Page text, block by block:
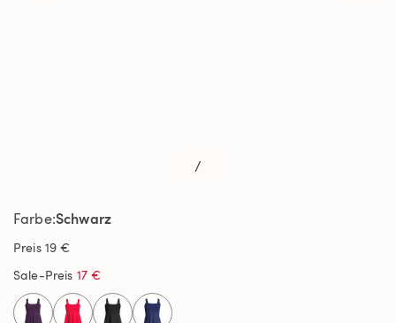
/
Farbe Schwarz
Preis 19 €
Sale-Preis 17 €
selected